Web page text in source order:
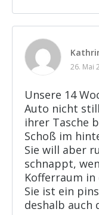
26. Mai
Unsere 14
Auto nicht
ihrer Tasche
Schoß im
Sie will aber
schnappt,
Kofferraum
Sie ist ein
deshalb auch